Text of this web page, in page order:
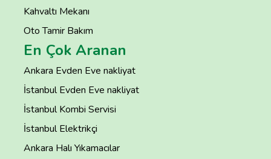
Kahvaltı Mekanı
Oto Tamir Bakım
En Çok Aranan
Ankara Evden Eve nakliyat
İstanbul Evden Eve nakliyat
İstanbul Kombi Servisi
İstanbul Elektrikçi
Ankara Halı Yıkamacılar